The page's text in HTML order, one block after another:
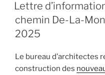
LE
Lettre
chemin De-La-
2025
Le bureau d’architectes
construction des